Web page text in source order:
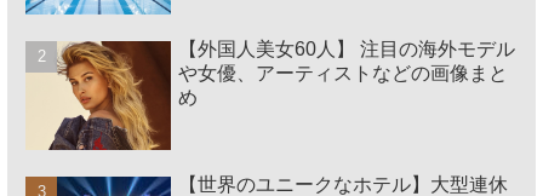
【外国人美女60人】 注目の海外モデル
や女優、アーティストなどの画像まと
め
【世界のユニークなホテル】大型連休